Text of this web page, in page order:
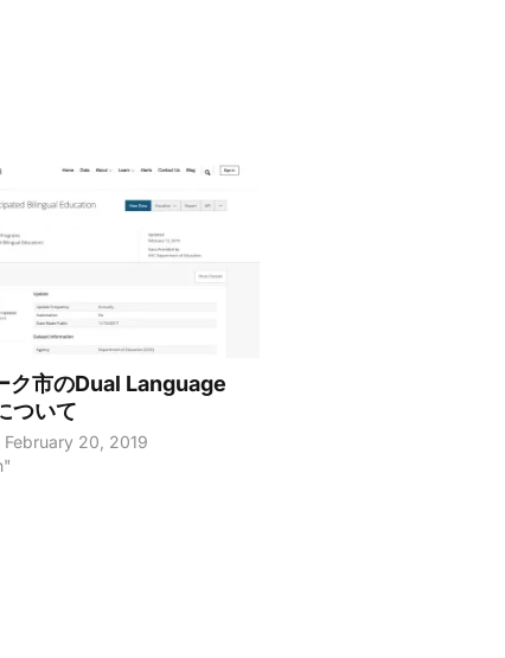
ク市のDual Language
ついて
20, 2019